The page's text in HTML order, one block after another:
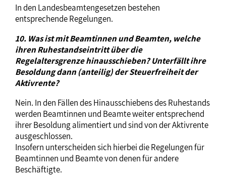
In den Landesbeamtengesetzen bestehen
entsprechende Regelungen.
10. Was ist mit Beamtinnen und Beamten, welche
ihren Ruhestandseintritt über die
Regelaltersgrenze hinausschieben? Unterfällt ihre
Besoldung dann (anteilig) der Steuerfreiheit der
Aktivrente?
Nein. In den Fällen des Hinausschiebens des Ruhestands
werden Beamtinnen und Beamte weiter entsprechend
ihrer Besoldung alimentiert und sind von der Aktivrente
ausgeschlossen.
Insofern unterscheiden sich hierbei die Regelungen für
Beamtinnen und Beamte von denen für andere
Beschäftigte.